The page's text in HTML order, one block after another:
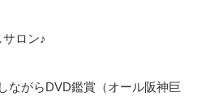
ロン♪
ながらDVD鑑賞（オール阪神巨